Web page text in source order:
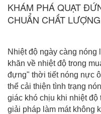
KHÁM PHÁ QUẠT
CHUẨN CHẤT
Nhiệt độ ngày càng
khăn về nhiệt độ trong
đựng" thời tiết nóng nực
thể cải thiện tình trạng
giác khó chịu khi nhiệt
giải pháp làm mát không